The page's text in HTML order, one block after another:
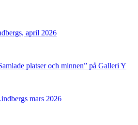
april 2026
platser och minnen” på Galleri Y
mars 2026